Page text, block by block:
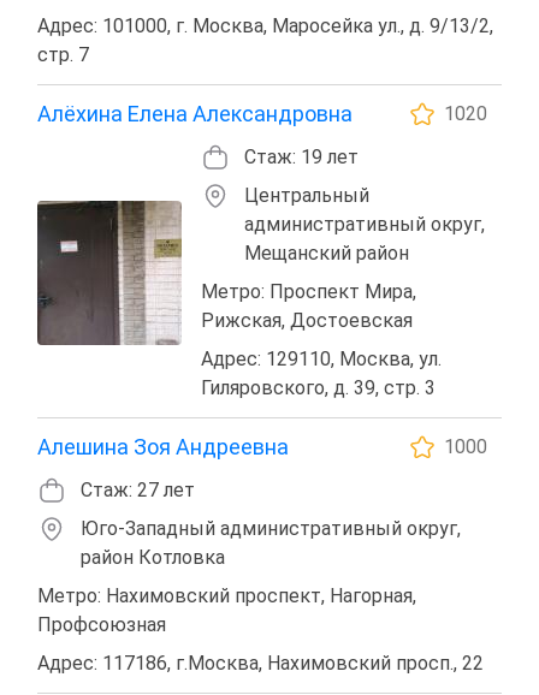
Адрес: 101000, г. Москва, Маросейка ул., д. 9/13/2,
стр. 7
Алёхина Елена Александровна
1020
Стаж: 19 лет
Центральный
административный округ,
Мещанский район
Метро: Проспект Мира,
Рижская, Достоевская
Адрес: 129110, Москва, ул.
Гиляровского, д. 39, стр. 3
Алешина Зоя Андреевна
1000
Стаж: 27 лет
Юго-Западный административный округ,
район Котловка
Метро: Нахимовский проспект, Нагорная,
Профсоюзная
Адрес: 117186, г.Москва, Нахимовский просп., 22